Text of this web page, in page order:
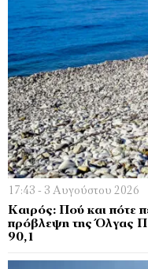
17:43 - 3 Αυγούστου 2026
Καιρός: Πού και πότε
πρόβλεψη της Όλγας
90,1